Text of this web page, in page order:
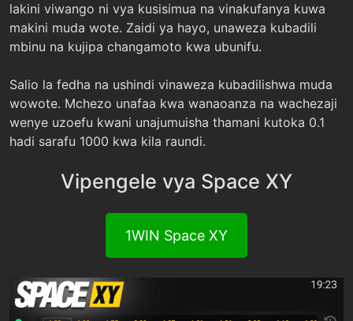
lakini viwango ni vya kusisimua na vinakufanya kuwa
makini muda wote. Zaidi ya hayo, unaweza kubadili
mbinu na kujipa changamoto kwa ubunifu.
Salio la fedha na ushindi vinaweza kubadilishwa muda
wowote. Mchezo unafaa kwa wanaoanza na wachezaji
wenye uzoefu kwani unajumuisha thamani kutoka 0.1
hadi sarafu 1000 kwa kila raundi.
Vipengele vya Space XY
1WIN Space XY